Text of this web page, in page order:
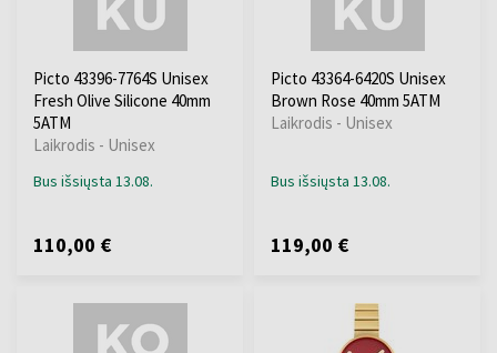
Picto 43396-7764S Unisex
Fresh Olive Silicone 40mm
5ATM
Laikrodis - Unisex
Bus išsiųsta 13.08.
110,00 €
Picto 43364-6420S Unisex
Brown Rose 40mm 5ATM
Laikrodis - Unisex
Bus išsiųsta 13.08.
119,00 €